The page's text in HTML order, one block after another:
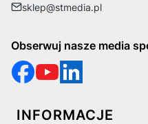
sklep@stmedia.pl
Obserwuj nasze media
Linki w stopce
INFORMACJE